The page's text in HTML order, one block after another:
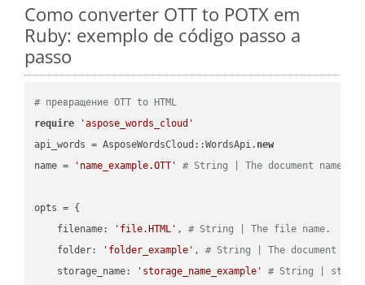
Como converter OTT to POTX em
Ruby: exemplo de código passo a
passo
# превращение OTT to HTML
require
'aspose_words_cloud'
api_words = AsposeWordsCloud::WordsApi. new
name =
'name_example.OTT' # String | The document name.
opts = {
    filename:
'file.HTML' , # String | The file name.
    folder:
'folder_example' , # String | The document
    storage_name:
'storage_name_example'
# String |